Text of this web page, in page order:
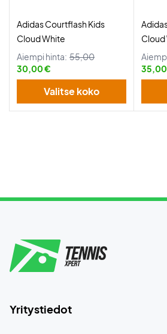
Adidas Courtflash Kids
Cloud White
Aiempi hinta: 55,00
30,00 €
Valitse koko
Cloud
Yritystiedot